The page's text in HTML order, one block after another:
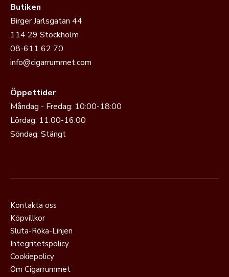
Butiken
Birger Jarlsgatan 44
114 29 Stockholm
08-611 62 70
info@cigarrummet.com
Öppettider
Måndag - Fredag: 10:00-18:00
Lördag: 11:00-16:00
Söndag: Stängt
Kontakta oss
Köpvillkor
Sluta-Röka-Linjen
Integritetspolicy
Cookiepolicy
Om Cigarrummet